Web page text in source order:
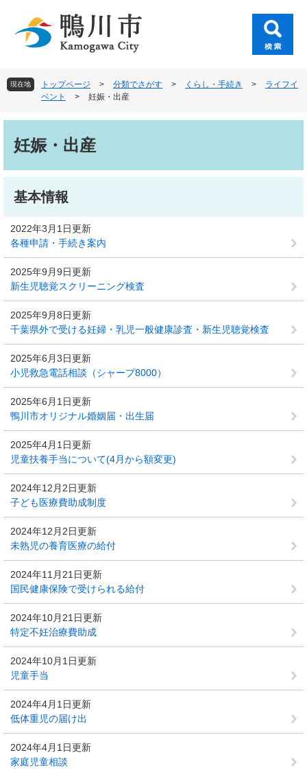
頭
で
。
飛
ば
て
現在地 トップページ > 分類でさがす > くらし・手続き >
ライフイ
ベント
> 妊娠・出産
妊娠・出産
基本情報
2022年3月1日更新
各種申請・手続き案内
2025年9月9日更新
新生児聴覚スクリーニング検査
2025年9月8日更新
千葉県外で受ける妊婦・乳児一般健康診査・新生児聴覚検査
2025年6月3日更新
小児救急電話相談（シャープ8000）
2025年6月1日更新
鴨川市オリジナル婚姻届・出生届
2025年4月1日更新
児童扶養手当について(4月から額変更)
2024年12月2日更新
子ども医療費助成制度
2024年12月2日更新
未熟児の養育医療の給付
2024年11月21日更新
国民健康保険で受けられる給付
2024年10月21日更新
特定不妊治療費助成
2024年10月1日更新
児童手当
2024年4月1日更新
低体重児の届け出
2024年4月1日更新
家庭児童相談